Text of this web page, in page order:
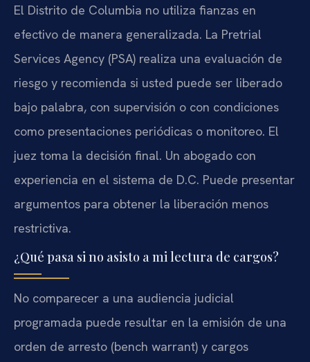
El Distrito de Columbia no utiliza fianzas en
efectivo de manera generalizada. La Pretrial
Services Agency (PSA) realiza una evaluación de
riesgo y recomienda si usted puede ser liberado
bajo palabra, con supervisión o con condiciones
como presentaciones periódicas o monitoreo. El
juez toma la decisión final. Un abogado con
experiencia en el sistema de D.C. Puede presentar
argumentos para obtener la liberación menos
restrictiva.
¿Qué pasa si no asisto a mi lectura de cargos?
No comparecer a una audiencia judicial
programada puede resultar en la emisión de una
orden de arresto (bench warrant) y cargos